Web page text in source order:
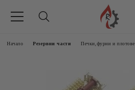
Начало Резервни части Печки,фурни и плотове